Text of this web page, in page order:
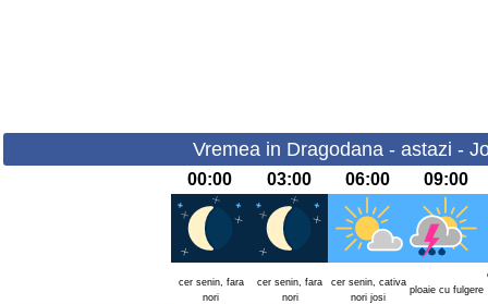
Vremea in Dragodana - astazi -
00:00 03:00 06:00 09:00
cer senin, fara
nori
cer senin, fara
nori
cer senin, cativa
nori josi
ploaie cu fulgere